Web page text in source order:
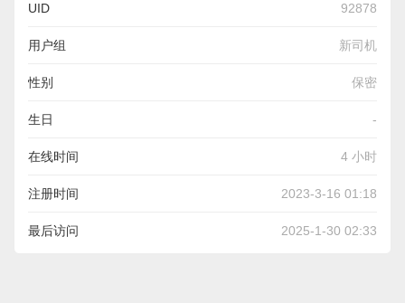
UID 92878
用户组 新司机
性别 保密
生日 -
在线时间 4 小时
注册时间 2023-3-16 01:18
最后访问 2025-1-30 02:33